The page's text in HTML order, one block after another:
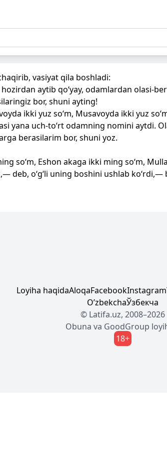
vasiyat qila boshladi:
aytib qo‘yay, odamlardan olasi-
bor, shuni ayting!
ikki yuz so‘m, Musavoyda ikki yuz
yana uch-to‘rt odamning nomini aytdi.
berasilarim bor, shuni yoz.
so‘m, Eshon akaga ikki ming so‘m,
deb, o‘g‘li uning boshini ushlab
Loyiha haqidaAloqaFacebookInstagram
OʼzbekchaЎзбекча
© Latifa.uz, 2008–2026
Obuna va GoodGroup
18+